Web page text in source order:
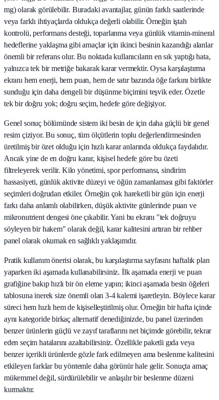
mg) olarak görülebilir. Buradaki avantajlar, günün farklı saatlerinde
veya farklı ihtiyaçlarda oldukça değerli olabilir. Örneğin iştah
kontrolü, performans desteği, toparlanma veya günlük vitamin-mineral
hedeflerine yaklaşma gibi amaçlar için ikinci besinin kazandığı alanlar
önemli bir referans olur. Bu noktada kullanıcıların en sık yaptığı hata,
yalnızca tek bir metriğe bakarak karar vermektir. Oysa karşılaştırma
ekranı hem enerji, hem puan, hem de satır bazında öğe farkını birlikte
sunduğu için daha dengeli bir düşünme biçimini teşvik eder. Özetle
tek bir doğru yok; doğru seçim, hedefe göre değişiyor.
Genel sonuç bölümünde sistem iki besin de için daha güçlü bir genel
resim çiziyor. Bu sonuç, tüm ölçütlerin toplu değerlendirmesinden
üretilmiş bir özet olduğu için hızlı karar anlarında oldukça faydalıdır.
Ancak yine de en doğru karar, kişisel hedefe göre bu özeti
filtreleyerek verilir. Kilo yönetimi, spor performansı, sindirim
hassasiyeti, günlük aktivite düzeyi ve öğün zamanlaması gibi faktörler
seçimleri doğrudan etkiler. Örneğin çok hareketli bir gün için enerji
farkı daha anlamlı olabilirken, düşük aktivite günlerinde puan ve
mikronutrient dengesi öne çıkabilir. Yani bu ekranı "tek doğruyu
söyleyen bir hakem" olarak değil, karar kalitesini artıran bir rehber
panel olarak okumak en sağlıklı yaklaşımdır.
Pratik kullanım önerisi olarak, bu karşılaştırma sayfasını haftalık plan
yaparken iki aşamada kullanabilirsiniz. İlk aşamada enerji ve puan
grafiğine bakıp hızlı bir ön eleme yapın; ikinci aşamada besin öğeleri
tablosuna inerek size önemli olan 3-4 kalemi işaretleyin. Böylece karar
süreci hem hızlı hem de kişiselleştirilmiş olur. Örneğin bir hafta içinde
aynı kategoride birkaç alternatif denediğinizde, bu panel üzerinden
benzer ürünlerin güçlü ve zayıf taraflarını net biçimde görebilir, tekrar
eden seçim hatalarını azaltabilirsiniz. Özellikle paketli gıda veya
benzer içerikli ürünlerde gözle fark edilmeyen ama beslenme kalitesini
etkileyen farklar bu yöntemle daha görünür hale gelir. Sonuçta amaç
mükemmel değil, sürdürülebilir ve anlaşılır bir beslenme düzeni
kurmaktır.